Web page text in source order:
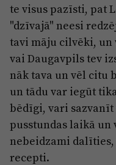
te visus pazīsti, pat
"dzīvajā" neesi
tavi māju cilvēki, un
vai Daugavpils tev
nāk tava un vēl citu
un tādu var iegūt
bēdīgi, vari
pusstundas laikā
nebeidzami
recepti.